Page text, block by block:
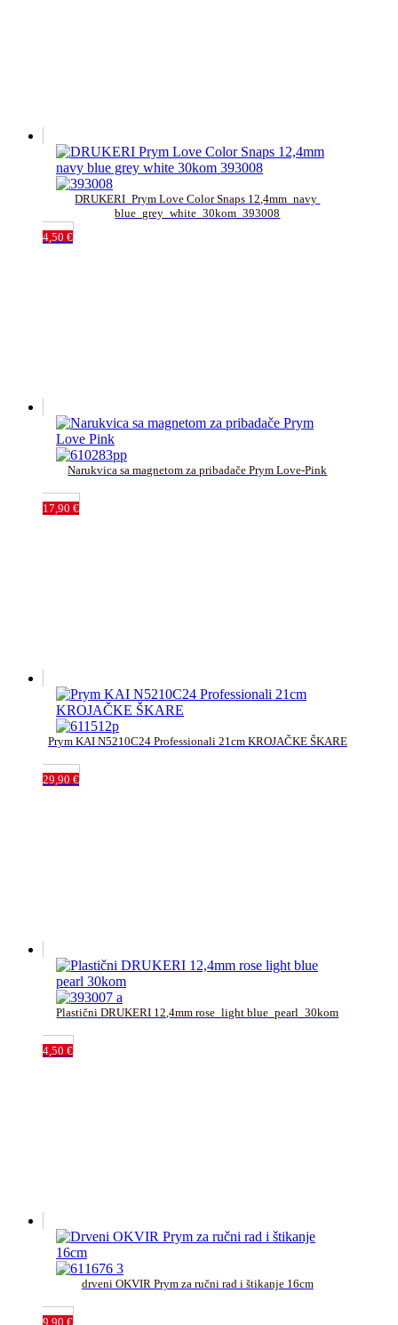
DRUKERI_Prym Love Color Snaps 12,4mm_navy
blue_grey_white_30kom_393008
4,50 €
Narukvica sa magnetom za pribadače Prym Love-Pink
17,90 €
Prym KAI N5210C24 Professionali 21cm KROJAČKE ŠKARE
29,90 €
Plastični DRUKERI 12,4mm rose_light blue_pearl_30kom
4,50 €
drveni OKVIR Prym za ručni rad i štikanje 16cm﻿
9,90 €